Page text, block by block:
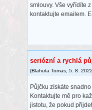
smlouvy. Vše vyřídíte
kontaktujte emailem.
seriózní a rychlá
(Blahuta Tomas 5. 8. 2022
Půjčku získáte
Kontaktujte mě pro
jistotu, že pokud